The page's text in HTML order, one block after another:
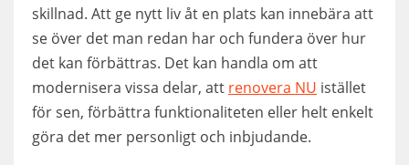
skillnad. Att ge nytt liv åt en plats kan innebära att
se över det man redan har och fundera över hur
det kan förbättras. Det kan handla om att
modernisera vissa delar, att renovera NU istället
för sen, förbättra funktionaliteten eller helt enkelt
göra det mer personligt och inbjudande.